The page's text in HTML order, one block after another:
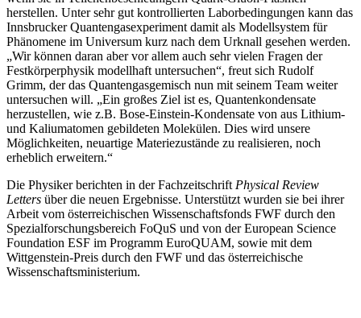
herstellen. Unter sehr gut kontrollierten Laborbedingungen kann das
Innsbrucker Quantengasexperiment damit als Modellsystem für
Phänomene im Universum kurz nach dem Urknall gesehen werden.
„Wir können daran aber vor allem auch sehr vielen Fragen der
Festkörperphysik modellhaft untersuchen“, freut sich Rudolf
Grimm, der das Quantengasgemisch nun mit seinem Team weiter
untersuchen will. „Ein großes Ziel ist es, Quantenkondensate
herzustellen, wie z.B. Bose-Einstein-Kondensate von aus Lithium-
und Kaliumatomen gebildeten Molekülen. Dies wird unsere
Möglichkeiten, neuartige Materiezustände zu realisieren, noch
erheblich erweitern.“
Die Physiker berichten in der Fachzeitschrift Physical Review
Letters über die neuen Ergebnisse. Unterstützt wurden sie bei ihrer
Arbeit vom österreichischen Wissenschaftsfonds FWF durch den
Spezialforschungsbereich FoQuS und von der European Science
Foundation ESF im Programm EuroQUAM, sowie mit dem
Wittgenstein-Preis durch den FWF und das österreichische
Wissenschaftsministerium.